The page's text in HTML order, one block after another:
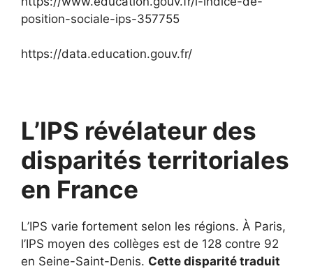
position-sociale-ips-357755
https://data.education.gouv.fr/
L’IPS révélateur des
disparités territoriales
en France
L’IPS varie fortement selon les régions. À Paris,
l’IPS moyen des collèges est de 128 contre 92
en Seine-Saint-Denis. Cette disparité traduit